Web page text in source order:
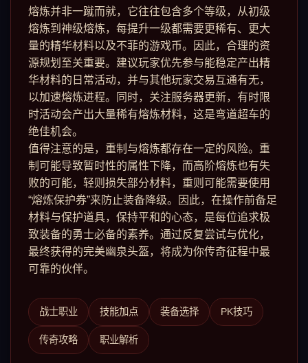
熔炼并非一蹴而就，它往往包含多个等级，从初级
熔炼到神级熔炼，每提升一级都需要更稀有、更大
量的精华材料以及不菲的游戏币。因此，合理的资
源规划至关重要。建议玩家优先参与能稳定产出精
华材料的日常活动，并与其他玩家交易互通有无，
以加速熔炼进程。同时，关注服务器更新，有时限
时活动会产出大量稀有熔炼材料，这是弯道超车的
绝佳机会。
值得注意的是，重制与熔炼都存在一定的风险。重
制可能导致暂时性的属性下降，而高阶熔炼也有失
败的可能，轻则损失部分材料，重则可能需要使用
“熔炼保护券”来防止装备降级。因此，在操作前备足
材料与保护道具，保持平和的心态，是每位追求极
致装备的勇士必备的素养。通过反复尝试与优化，
最终获得的完美幽泉头盔，将成为你传奇征程中最
可靠的伙伴。
战士职业 技能加点 装备选择 PK技巧
传奇攻略 职业解析